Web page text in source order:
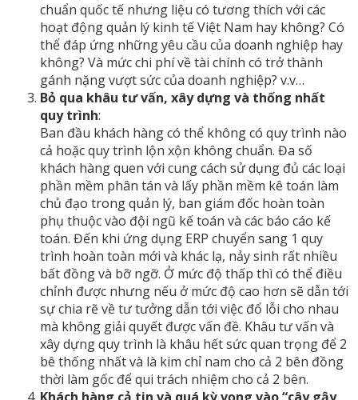
chuẩn quốc tế nhưng liệu có tương thích với các
hoạt động quản lý kinh tế Việt Nam hay không? Có
thể đáp ứng những yêu cầu của doanh nghiệp hay
không? Và mức chi phí về tài chính có trở thành
gánh nặng vượt sức của doanh nghiệp? v.v…
Bỏ qua khâu tư vấn, xây dựng và thống nhất
quy trình:
Ban đầu khách hàng có thể không có quy trình nào
cả hoặc quy trình lộn xộn không chuẩn. Đa số
khách hàng quen với cung cách sử dụng đủ các loại
phần mềm phân tán và lấy phần mềm kê toán làm
chủ đạo trong quản lý, ban giám đốc hoàn toàn
phụ thuộc vào đội ngũ kế toán và các báo cáo kế
toán. Đến khi ứng dụng ERP chuyển sang 1 quy
trình hoàn toàn mới và khác lạ, nảy sinh rất nhiều
bất đồng và bỡ ngỡ. Ở mức độ thấp thì có thể điều
chỉnh được nhưng nếu ở mức độ cao hơn sẽ dẫn tới
sự chia rẽ về tư tưởng dẫn tới việc đổ lỗi cho nhau
mà không giải quyết được vấn đề. Khâu tư vấn và
xây dựng quy trình là khâu hết sức quan trọng để 2
bê thống nhất và là kim chỉ nam cho cả 2 bên đồng
thời làm gốc để qui trách nhiệm cho cả 2 bên.